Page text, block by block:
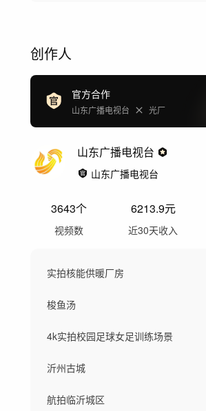
创作人
官方合作
山东广播电视台 光厂
山东广播电视台
山东广播电视台
3643个
视频数
6213.9元
近30天收入
实拍核能供暖厂房
梭鱼汤
4k实拍校园足球女足训练场景
沂州古城
航拍临沂城区